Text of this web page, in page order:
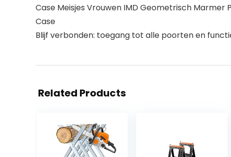
Case Meisjes Vrouwen IMD Geometrisch Marmer
Case
Blijf verbonden: toegang tot alle poorten en
Related Products